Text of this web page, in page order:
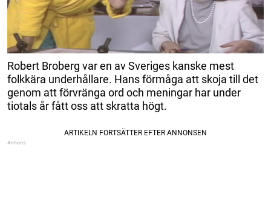
Robert Broberg var en av Sveriges kanske mest
folkkära underhållare. Hans förmåga att skoja till det
genom att förvränga ord och meningar har under
tiotals år fått oss att skratta högt.